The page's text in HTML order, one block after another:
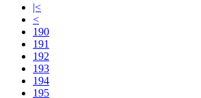
|<
<
190
191
192
193
194
195